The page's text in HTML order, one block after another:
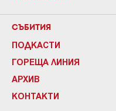
СЪБИТИЯ
ПОДКАСТИ
ГОРЕЩА ЛИНИЯ
АРХИВ
КОНТАКТИ